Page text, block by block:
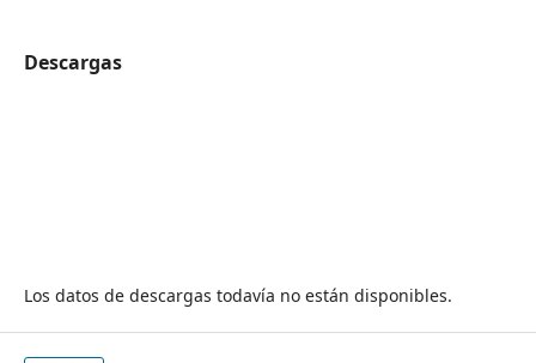
Descargas
Los datos de descargas todavía no están disponibles.